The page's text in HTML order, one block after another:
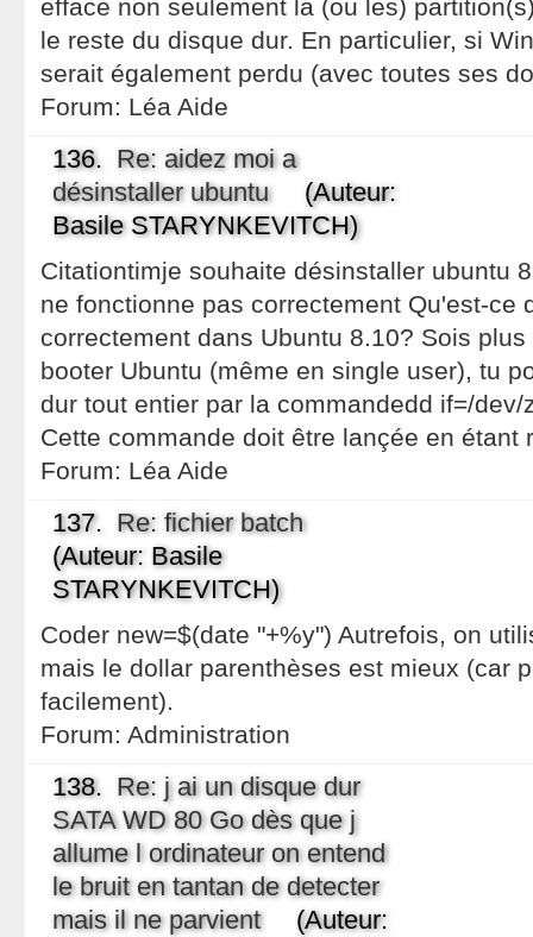
efface non seulement la (ou les)
le reste du disque dur. En particulier, si
serait également perdu (avec toutes ses
Forum: Léa Aide
136. Re: aidez moi a
désinstaller ubuntu(Auteur:
Basile STARYNKEVITCH)
Citationtimje souhaite désinstaller ubuntu
ne fonctionne pas correctement Qu'est-ce
correctement dans Ubuntu 8.10? Sois
booter Ubuntu (même en single user), tu
dur tout entier par la commandedd if=/
Cette commande doit être lançée en étant
Forum: Léa Aide
137. Re: fichier batch
(Auteur: Basile
STARYNKEVITCH)
Coder new=$(date "+%y") Autrefois, on
mais le dollar parenthèses est mieux (car
facilement).
Forum: Administration
138. Re: j ai un disque dur
SATA WD 80 Go dès que j
allume l ordinateur on entend
le bruit en tantan de detecter
mais il ne parvient(Auteur: